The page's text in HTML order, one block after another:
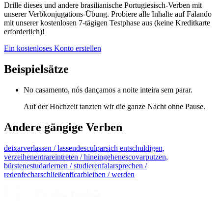
Drille dieses und andere brasilianische Portugiesisch-Verben mit
unserer Verbkonjugations-Übung. Probiere alle Inhalte auf Falando
mit unserer kostenlosen 7-tägigen Testphase aus (keine Kreditkarte
erforderlich)!
Ein kostenloses Konto erstellen
Beispielsätze
No casamento, nós dançamos a noite inteira sem parar.
Auf der Hochzeit tanzten wir die ganze Nacht ohne Pause.
Andere gängige Verben
deixarverlassen / lassendesculparsich entschuldigen,
verzeihenentrareintreten / hineingehenescovarputzen,
bürstenestudarlernen / studierenfalarsprechen /
redenfecharschließenficarbleiben / werden